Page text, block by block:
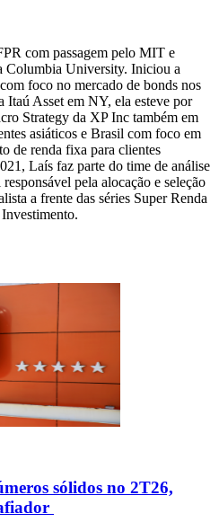
com passagem pelo MIT e
Columbia University. Iniciou a
foco no mercado de bonds nos
Asset em NY, ela esteve por
Strategy da XP Inc também em
asiáticos e Brasil com foco em
de renda fixa para clientes
Laís faz parte do time de análise
pela alocação e seleção
a frente das séries Super Renda
sólidos no 2T26,